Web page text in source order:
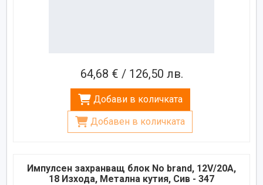
64,68 € / 126,50 лв.
Добави в количката
Добавен в количката
Импулсен захранващ блок No brand, 12V/20A,
18 Изхода, Метална кутия, Сив - 347